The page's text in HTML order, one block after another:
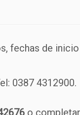
fechas de inicio
0387 4312900.
o